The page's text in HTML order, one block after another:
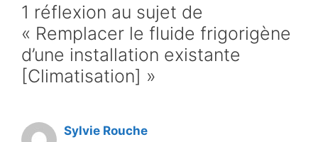
1 réflexion au sujet de
« Remplacer le fluide frigorigène
d’une installation existante
[Climatisation] »
Sylvie Rouche